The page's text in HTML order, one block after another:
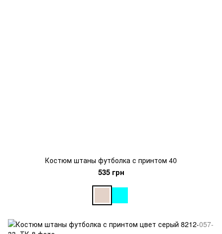
Костюм штаны футболка с принтом 40
535 грн